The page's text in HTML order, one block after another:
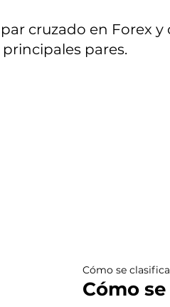
Cómo se
Cómo
cruzado en Forex
pares.